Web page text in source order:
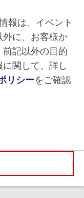
報は、イベント
に、お客様か
記以外の目的
関して、詳し
リシーをご確認